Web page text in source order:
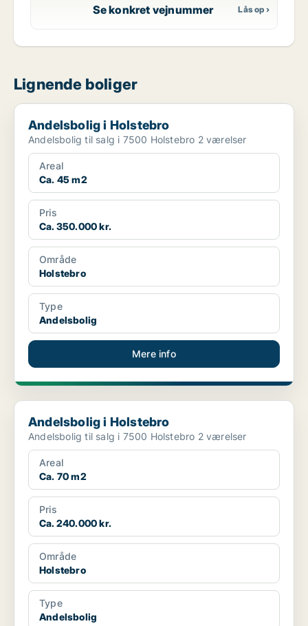
Se konkret vejnummer
Lignende boliger
Andelsbolig i Holstebro
Andelsbolig i Holstebro
Andelsbolig til salg i 7500 Holstebro 2 værelser
Areal
Ca. 45 m2
Pris
Ca. 350.000 kr.
Område
Holstebro
Type
Andelsbolig
Mere info
Andelsbolig i Holstebro
Andelsbolig i Holstebro
Andelsbolig til salg i 7500 Holstebro 2 værelser
Areal
Ca. 70 m2
Pris
Ca. 240.000 kr.
Område
Holstebro
Type
Andelsbolig